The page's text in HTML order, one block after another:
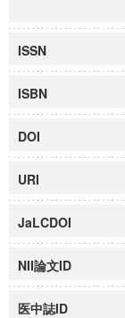
ISSN
ISBN
DOI
URI
JaLCDOI
NII論文ID
医中誌ID